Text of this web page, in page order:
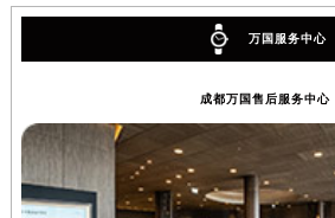
万国服务中心
成都万国售后服务中心